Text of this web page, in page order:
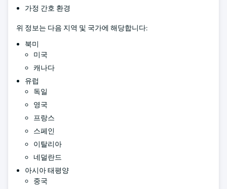
가정 간호 환경
위 정보는 다음 지역 및 국가에 해당합니다:
북미
미국
캐나다
유럽
독일
영국
프랑스
스페인
이탈리아
네덜란드
아시아 태평양
중국